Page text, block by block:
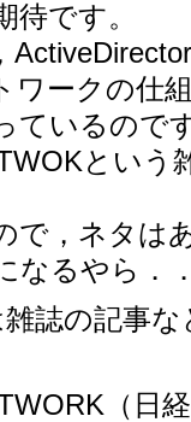
待です。
ワークの仕
ているので
という
で，ネタは
なるやら．
誌の記事
（日